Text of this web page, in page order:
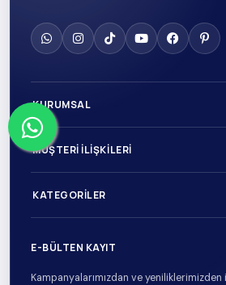
KURUMSAL
MÜŞTERI İLIŞKILERI
KATEGORILER
E-BÜLTEN KAYIT
Kampanyalarımızdan ve